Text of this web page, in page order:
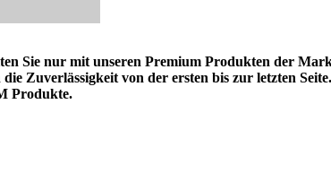
Sie nur mit unseren Premium Produkten der
Zuverlässigkeit von der ersten bis zur letzten Seite.
Produkte.